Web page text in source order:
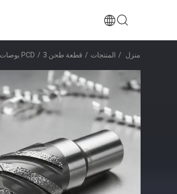
منزل / المنتجات / قطعة طحن PCD / 3 بوصات الطول الكلي PCD طاحونة القطع مع سرعة قطع عالية وتصميم فعال من حيث التكلفة للألومنيوم والمعادن غير الحديدية